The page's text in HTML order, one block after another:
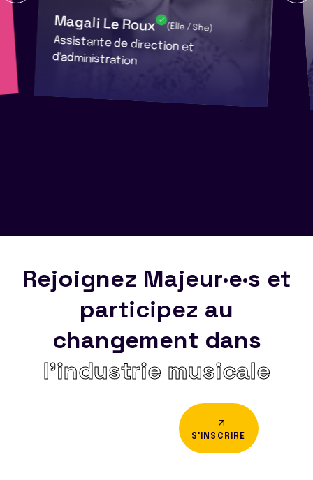
Magali Le Roux (Elle / She)
Assistante de direction et
d'administration
Rejoignez Majeur·e·s et
participez au
changement dans
l’industrie musicale
S'INSCRIRE